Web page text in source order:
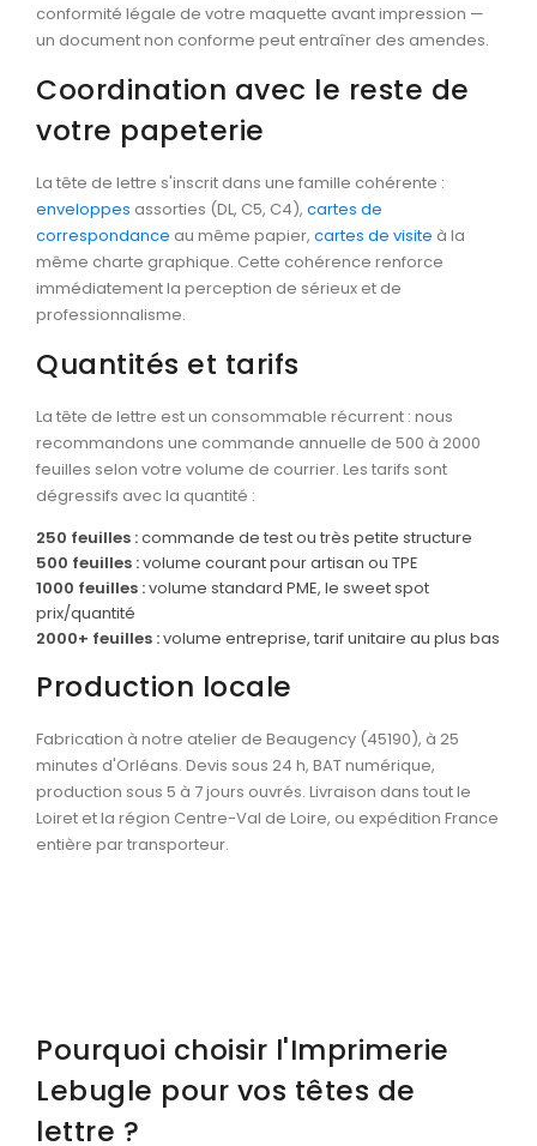
Outils & porte-clés
conformité légale de votre maquette avant impression —
un document non conforme peut entraîner des amendes.
Coordination avec le reste de
votre papeterie
La tête de lettre s'inscrit dans une famille cohérente :
enveloppes assorties (DL, C5, C4), cartes de
correspondance au même papier, cartes de visite à la
même charte graphique. Cette cohérence renforce
immédiatement la perception de sérieux et de
professionnalisme.
Quantités et tarifs
La tête de lettre est un consommable récurrent : nous
recommandons une commande annuelle de 500 à 2000
feuilles selon votre volume de courrier. Les tarifs sont
dégressifs avec la quantité :
250 feuilles :commande de test ou très petite structure
500 feuilles :volume courant pour artisan ou TPE
1000 feuilles :volume standard PME, le sweet spot
prix/quantité
2000+ feuilles :volume entreprise, tarif unitaire au plus bas
Production locale
Fabrication à notre atelier de Beaugency (45190), à 25
minutes d'Orléans. Devis sous 24 h, BAT numérique,
production sous 5 à 7 jours ouvrés. Livraison dans tout le
Loiret et la région Centre-Val de Loire, ou expédition France
entière par transporteur.
Pourquoi choisir l'Imprimerie
Lebugle pour vos têtes de
lettre ?